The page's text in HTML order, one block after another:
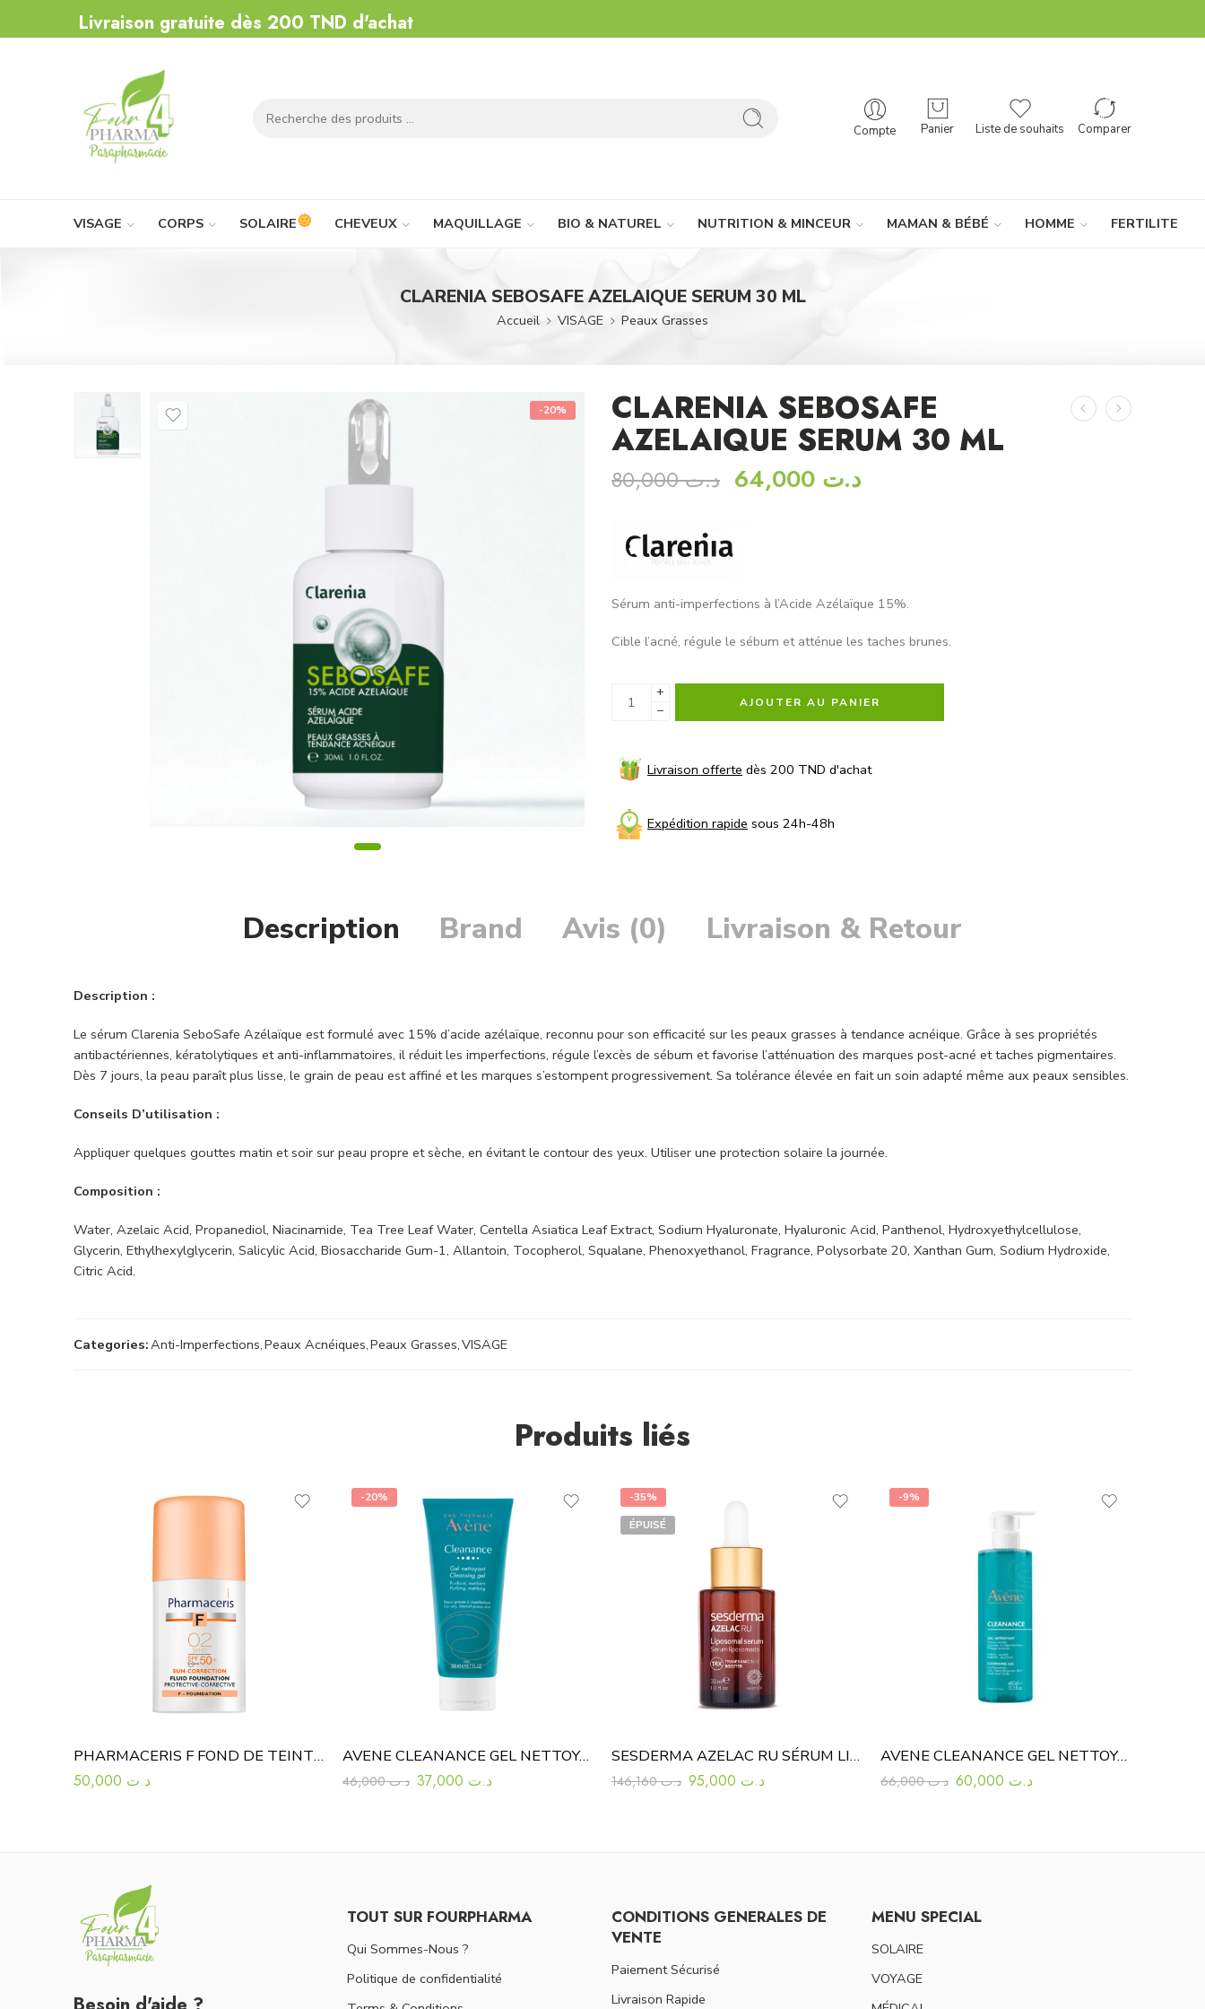
Livraison gratuite dès 200 TND d'achat
Compte Panier Liste de souhaits Comparer
VISAGE CORPS SOLAIRE CHEVEUX MAQUILLAGE BIO & NATUREL NUTRITION & MINCEUR MAMAN & BÉBÉ HOMME FERTILITE
CLARENIA SEBOSAFE AZELAIQUE SERUM 30 ML
Accueil VISAGE Peaux Grasses
-20% CLARENIA SEBOSAFE
AZELAIQUE SERUM 30 ML
د.ت80,000 د.ت
Sérum anti-imperfections à l’Acide Azélaïque 15%.
Cible l’acné, régule le sébum et atténue les taches brunes.
+
−
AJOUTER AU PANIER
Livraison offerte dès 200 TND d'achat
Expédition rapide sous 24h-48h
Description Brand Avis (0) Livraison & Retour
Description :
Le sérum Clarenia SeboSafe Azélaïque est formulé avec 15% d’acide azélaïque, reconnu pour son efficacité sur les peaux grasses à tendance acnéique. Grâce à ses propriétés
antibactériennes, kératolytiques et anti-inflammatoires, il réduit les imperfections, régule l’excès de sébum et favorise l’atténuation des marques post-acné et taches pigmentaires.
Dès 7 jours, la peau paraît plus lisse, le grain de peau est affiné et les marques s’estompent progressivement. Sa tolérance élevée en fait un soin adapté même aux peaux sensibles.
Conseils D’utilisation :
Appliquer quelques gouttes matin et soir sur peau propre et sèche, en évitant le contour des yeux. Utiliser une protection solaire la journée.
Composition :
Water, Azelaic Acid, Propanediol, Niacinamide, Tea Tree Leaf Water, Centella Asiatica Leaf Extract, Sodium Hyaluronate, Hyaluronic Acid, Panthenol, Hydroxyethylcellulose,
Glycerin, Ethylhexylglycerin, Salicylic Acid, Biosaccharide Gum-1, Allantoin, Tocopherol, Squalane, Phenoxyethanol, Fragrance, Polysorbate 20, Xanthan Gum, Sodium Hydroxide,
Citric Acid.
Categories:Anti-Imperfections,Peaux Acnéiques,Peaux Grasses,VISAGE
Produits liés
PHARMACERIS F FOND DE TEINT SPF50+ SAND 30 ML
د.ت
-20%
AVENE CLEANANCE GEL NETTOYANT 200 ML
د.ت46,000 د.ت
-35%
ÉPUISÉ
SESDERMA AZELAC RU SÉRUM LIPOSOMÉ 30ML
د.ت146,160 د.ت
-9%
AVENE CLEANANCE GEL NETTOYANT 400ML
د.ت66,000 د.ت
TOUT SUR FOURPHARMA
Qui Sommes-Nous ?
Politique de confidentialité
CONDITIONS GENERALES DE
VENTE
Paiement Sécurisé
Livraison Rapide
MENU SPECIAL
SOLAIRE
VOYAGE